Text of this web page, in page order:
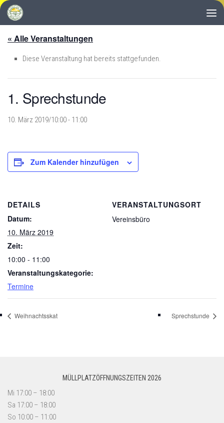
Zum Inhalt springen
« Alle Veranstaltungen
Diese Veranstaltung hat bereits stattgefunden.
1. Sprechstunde
10. März 2019/10:00- 11:00
Zum Kalender hinzufügen
DETAILS
Datum:
10. März 2019
Zeit:
10:00 - 11:00
Veranstaltungskategorie:
Termine
VERANSTALTUNGSORT
Vereinsbüro
Weihnachtsskat Sprechstunde
MÜLLPLATZÖFFNUNGSZEITEN 2026
Mi 17:00 – 18:00
Sa 17:00 – 18:00
So 10:00 – 11:00